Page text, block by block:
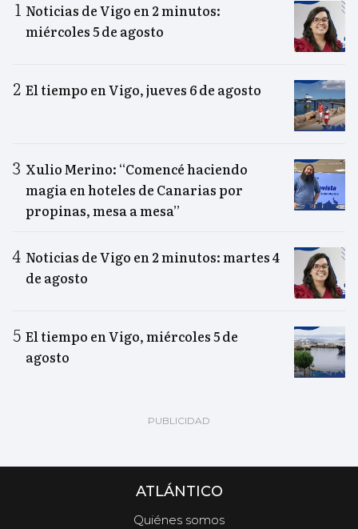
Noticias de Vigo en 2 minutos:
miércoles 5 de agosto
El tiempo en Vigo, jueves 6 de agosto
Xulio Merino: “Comencé haciendo
magia en hoteles de Canarias por
propinas, mesa a mesa”
Noticias de Vigo en 2 minutos: martes 4
de agosto
El tiempo en Vigo, miércoles 5 de
agosto
ATLÁNTICO
Quiénes somos